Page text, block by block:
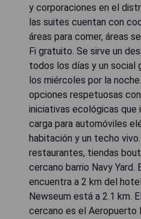
y corporaciones en el
las suites cuentan con
áreas para comer, áreas
Fi gratuito. Se sirve un
todos los días y un social
los miércoles por la
opciones respetuosas
iniciativas ecológicas que
carga para automóviles
habitación y un techo
restaurantes, tiendas
cercano barrio Navy Yard.
encuentra a 2 km del
Newseum está a 2.1 km.
cercano es el Aeropuerto